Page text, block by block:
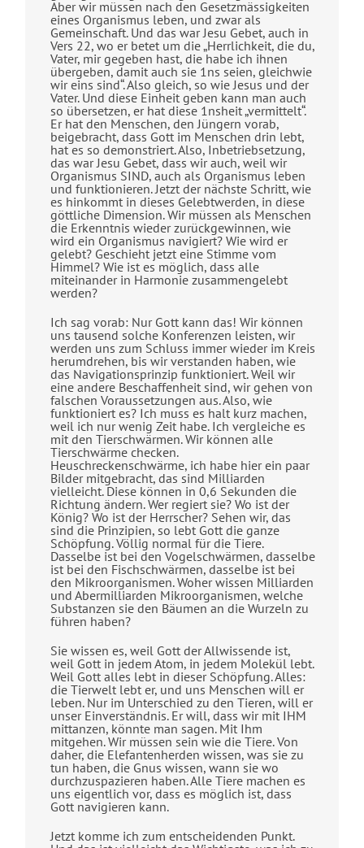
Aber wir müssen nach den Gesetzmässigkeiten
eines Organismus leben, und zwar als
Gemeinschaft. Und das war Jesu Gebet, auch in
Vers 22, wo er betet um die „Herrlichkeit, die du,
Vater, mir gegeben hast, die habe ich ihnen
übergeben, damit auch sie 1ns seien, gleichwie
wir eins sind“. Also gleich, so wie Jesus und der
Vater. Und diese Einheit geben kann man auch
so übersetzen, er hat diese 1nsheit „vermittelt“.
Er hat den Menschen, den Jüngern vorab,
beigebracht, dass Gott im Menschen drin lebt,
hat es so demonstriert. Also, Inbetriebsetzung,
das war Jesu Gebet, dass wir auch, weil wir
Organismus SIND, auch als Organismus leben
und funktionieren. Jetzt der nächste Schritt, wie
es hinkommt in dieses Gelebtwerden, in diese
göttliche Dimension. Wir müssen als Menschen
die Erkenntnis wieder zurückgewinnen, wie
wird ein Organismus navigiert? Wie wird er
gelebt? Geschieht jetzt eine Stimme vom
Himmel? Wie ist es möglich, dass alle
miteinander in Harmonie zusammengelebt
werden?
Ich sag vorab: Nur Gott kann das! Wir können
uns tausend solche Konferenzen leisten, wir
werden uns zum Schluss immer wieder im Kreis
herumdrehen, bis wir verstanden haben, wie
das Navigationsprinzip funktioniert. Weil wir
eine andere Beschaffenheit sind, wir gehen von
falschen Voraussetzungen aus. Also, wie
funktioniert es? Ich muss es halt kurz machen,
weil ich nur wenig Zeit habe. Ich vergleiche es
mit den Tierschwärmen. Wir können alle
Tierschwärme checken.
Heuschreckenschwärme, ich habe hier ein paar
Bilder mitgebracht, das sind Milliarden
vielleicht. Diese können in 0,6 Sekunden die
Richtung ändern. Wer regiert sie? Wo ist der
König? Wo ist der Herrscher? Sehen wir, das
sind die Prinzipien, so lebt Gott die ganze
Schöpfung. Völlig normal für die Tiere.
Dasselbe ist bei den Vogelschwärmen, dasselbe
ist bei den Fischschwärmen, dasselbe ist bei
den Mikroorganismen. Woher wissen Milliarden
und Abermilliarden Mikroorganismen, welche
Substanzen sie den Bäumen an die Wurzeln zu
führen haben?
Sie wissen es, weil Gott der Allwissende ist,
weil Gott in jedem Atom, in jedem Molekül lebt.
Weil Gott alles lebt in dieser Schöpfung. Alles:
die Tierwelt lebt er, und uns Menschen will er
leben. Nur im Unterschied zu den Tieren, will er
unser Einverständnis. Er will, dass wir mit IHM
mittanzen, könnte man sagen. Mit Ihm
mitgehen. Wir müssen sein wie die Tiere. Von
daher, die Elefantenherden wissen, was sie zu
tun haben, die Gnus wissen, wann sie wo
durchzuspazieren haben. Alle Tiere machen es
uns eigentlich vor, dass es möglich ist, dass
Gott navigieren kann.
Jetzt komme ich zum entscheidenden Punkt.